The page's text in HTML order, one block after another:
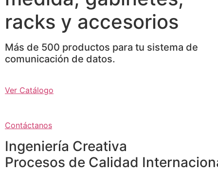
racks y accesorios
Más de 500 productos para tu sistema de
comunicación de datos.
Ver Catálogo
Contáctanos
Ingeniería Creativa
Procesos de Calidad